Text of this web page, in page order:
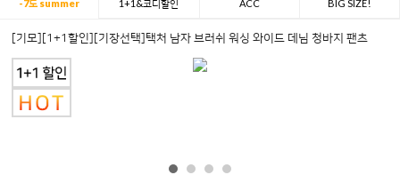
-7도 summer 1+1&코디할인 ACC BIG SIZE!
[기모][1+1할인][기장선택]택처 남자 브러쉬 워싱 와이드 데님 청바지 팬츠